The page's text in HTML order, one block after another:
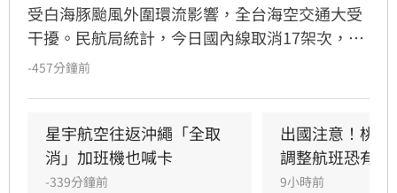
受白海豚颱風外圍環流影響，全台海空交通大受
干擾。民航局統計，今日國內線取消17架次，國
際暨兩岸航線取消61架次、延誤3架次。星宇航
共9條航線、39航次停航，涵蓋馬祖、綠島、蘭
嶼及小琉球等熱門航線。建議旅客出發前務必至
航空公司官網或航港局查詢最新航班與船班動
-457分鐘前
星宇航空往返沖繩「全取
消」加班機也喊卡
-339分鐘前
出國注意！桃
調整航班恐有延
9小時前